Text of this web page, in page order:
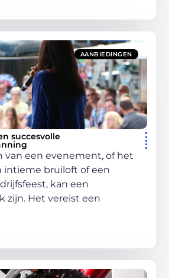
AANBIEDINGEN
succesvolle
van een evenement, of het
intieme bruiloft of een
kan een
zijn. Het vereist een